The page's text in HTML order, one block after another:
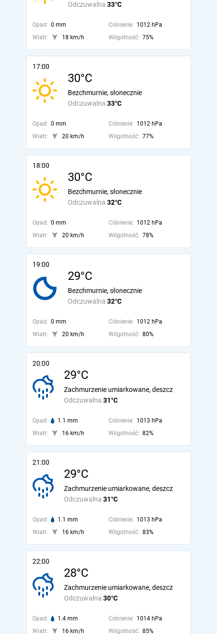
Odczuwalna 33°C
Opad: 0 mm Ciśnienie: 1012 hPa
Wiatr:
18 km/h Wilgotność: 75%
17:00
30°C
Odczuwalna 33°C
Bezchmurnie, słonecznie
Opad: 0 mm Ciśnienie: 1012 hPa
Wiatr:
20 km/h Wilgotność: 77%
18:00
30°C
Odczuwalna 32°C
Bezchmurnie, słonecznie
Opad: 0 mm Ciśnienie: 1012 hPa
Wiatr:
20 km/h Wilgotność: 78%
19:00
29°C
Odczuwalna 32°C
Bezchmurnie, słonecznie
Opad: 0 mm Ciśnienie: 1012 hPa
Wiatr:
20 km/h Wilgotność: 80%
20:00
29°C
Odczuwalna 31°C
Zachmurzenie umiarkowane, deszcz
Opad: 1.1 mm Ciśnienie: 1013 hPa
Wiatr:
16 km/h Wilgotność: 82%
21:00
29°C
Odczuwalna 31°C
Zachmurzenie umiarkowane, deszcz
Opad: 1.1 mm Ciśnienie: 1013 hPa
Wiatr:
16 km/h Wilgotność: 83%
22:00
28°C
Odczuwalna 30°C
Zachmurzenie umiarkowane, deszcz
Opad: 1.4 mm Ciśnienie: 1014 hPa
Wiatr:
16 km/h Wilgotność: 85%